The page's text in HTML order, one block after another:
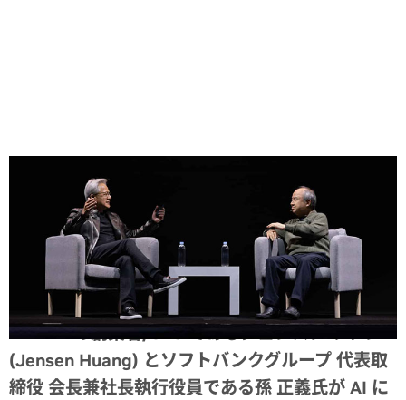
NVIDIA の創業者/CEO であるジェンスン フアン
(Jensen Huang) とソフトバンクグループ 代表取
締役 会長兼社長執行役員である孫 正義氏が AI に